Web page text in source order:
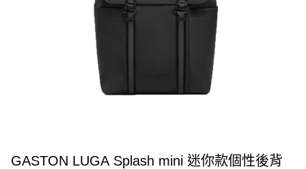
GASTON LUGA Splash mini 迷你款個性後背